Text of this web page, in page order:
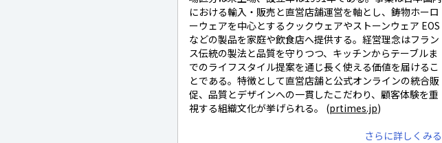
における輸入・販売と直営店舗運営を軸とし、鋳物ホーロ
ーウェアを中心とするクックウェアやストーンウェア EOS
などの製品を家庭や飲食店へ提供する。経営理念はフラン
ス伝統の製法と品質を守りつつ、キッチンからテーブルま
でのライフスタイル提案を通じ長く使える価値を届けるこ
とである。特徴として直営店舗と公式オンラインの統合販
促、品質とデザインへの一貫したこだわり、顧客体験を重
視する組織文化が挙げられる。 (prtimes.jp)
さらに詳しくみる